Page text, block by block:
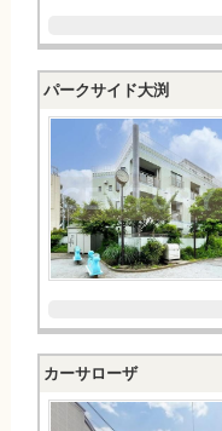
パークサイド大渕
カーサローザ